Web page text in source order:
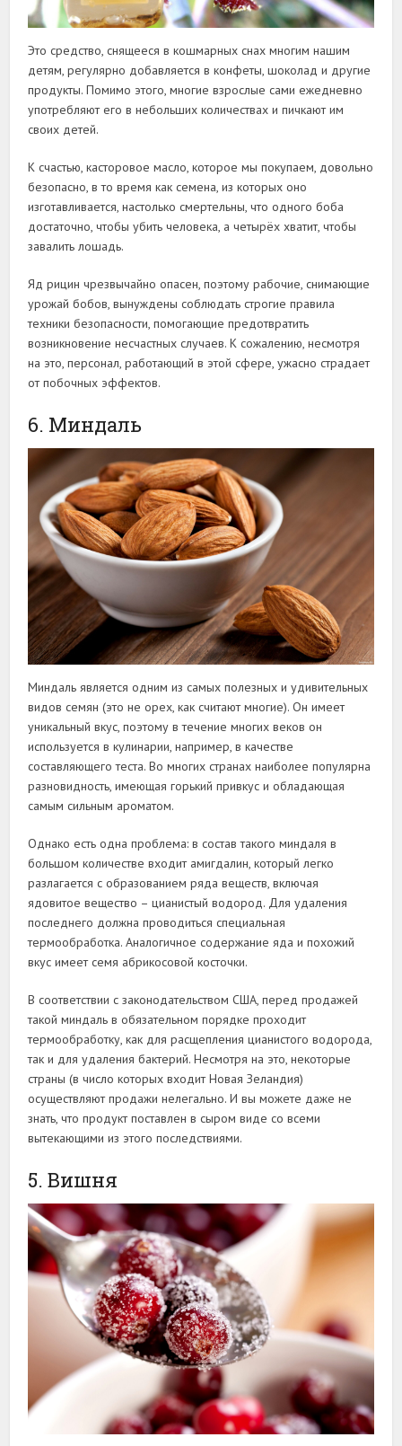
Это средство, снящееся в кошмарных снах многим нашим
детям, регулярно добавляется в конфеты, шоколад и другие
продукты. Помимо этого, многие взрослые сами ежедневно
употребляют его в небольших количествах и пичкают им
своих детей.
К счастью, касторовое масло, которое мы покупаем, довольно
безопасно, в то время как семена, из которых оно
изготавливается, настолько смертельны, что одного боба
достаточно, чтобы убить человека, а четырёх хватит, чтобы
завалить лошадь.
Яд рицин чрезвычайно опасен, поэтому рабочие, снимающие
урожай бобов, вынуждены соблюдать строгие правила
техники безопасности, помогающие предотвратить
возникновение несчастных случаев. К сожалению, несмотря
на это, персонал, работающий в этой сфере, ужасно страдает
от побочных эффектов.
6. Миндаль
Миндаль является одним из самых полезных и удивительных
видов семян (это не орех, как считают многие). Он имеет
уникальный вкус, поэтому в течение многих веков он
используется в кулинарии, например, в качестве
составляющего теста. Во многих странах наиболее популярна
разновидность, имеющая горький привкус и обладающая
самым сильным ароматом.
Однако есть одна проблема: в состав такого миндаля в
большом количестве входит амигдалин, который легко
разлагается с образованием ряда веществ, включая
ядовитое вещество – цианистый водород. Для удаления
последнего должна проводиться специальная
термообработка. Аналогичное содержание яда и похожий
вкус имеет семя абрикосовой косточки.
В соответствии с законодательством США, перед продажей
такой миндаль в обязательном порядке проходит
термообработку, как для расщепления цианистого водорода,
так и для удаления бактерий. Несмотря на это, некоторые
страны (в число которых входит Новая Зеландия)
осуществляют продажи нелегально. И вы можете даже не
знать, что продукт поставлен в сыром виде со всеми
вытекающими из этого последствиями.
5. Вишня